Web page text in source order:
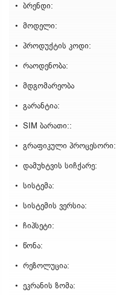
ბრენდი:
მოდელი:
პროდუქტის კოდი:
რაოდენობა:
მდგომარეობა
გარანტია:
SIM ბარათი::
გრაფიკული პროცესორი:
დამუხტვის სიჩქარე:
სისტემა:
სისტემის ვერსია:
ჩიპსეტი:
წონა:
რეზოლუცია:
ეკრანის ზომა: